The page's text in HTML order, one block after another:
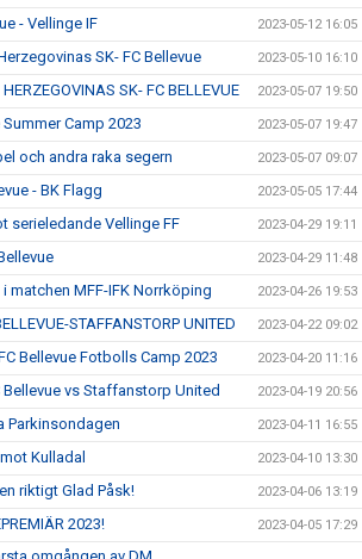
- Vellinge IF 2023-05-12 16:05
SK- FC Bellevue 2023-05-10 16:10
SK- FC BELLEVUE 2023-05-07 19:50
Camp 2023 2023-05-07 19:47
och andra raka segern 2023-05-07 09:07
- BK Flagg 2023-05-05 17:44
serieledande Vellinge FF 2023-04-29 19:11
2023-04-29 11:48
matchen MFF-IFK Norrköping 2023-04-26 19:53
STAFFANSTORP UNITED 2023-04-22 09:02
Bellevue Fotbolls Camp 2023 2023-04-20 11:16
Bellevue vs Staffanstorp United 2023-04-19 20:56
Parkinsondagen 2023-04-11 16:55
Kulladal 2023-04-10 13:30
riktigt Glad Påsk! 2023-04-06 13:19
2023! 2023-04-05 17:29
omgången av DM